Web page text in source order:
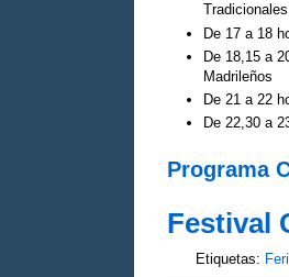
De 17 a 18
De 18,15 a
Madrileños
De 21 a 22
De 22,30 a
Programa
Festival
Etiquetas: